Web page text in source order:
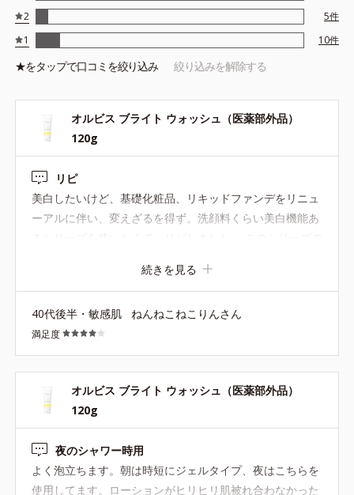
溶性甘草エキス(2)
*9 乾燥など
※ウォッシュには高圧処理ビタミンCとブライトVCコンプレック
アレルギーテスト済＝全ての方にアレルギーが起こらないということで
はありません。
【Step1 洗顔料】オルビス ブライト ウォッシュ
120g（医薬部外品）
来の美しさを呼び起こします。
使用目安：1cm程度
2.手のひらに1㎝程度とり、少量の水かぬるま湯を加え、キメ細
かい濃密な泡ができるまでたっぷりと泡立てます。
3.顔の中心から外側へと泡を肌の上でころがすように、やさしく
洗います。
4.肌に洗顔料が残らないように、人肌程度のぬるま湯で、10回以
上、ていねいにすすぎます。
生え際やフェイスラインなどはすすぎ残しがないよう、よくすす
2
5件
1
10件
★をタップで口コミを絞り込み 絞り込みを解除する
オルビス ブライト ウォッシュ（医薬部外品）
120g
リピ
美白したいけど、基礎化粧品、リキッドファンデをリニュ
ーアルに伴い、変えざるを得ず。洗顔料くらい美白機能あ
料は大丈夫。モコモコ泡立ち良く、シャワー中に使用して
います。
続きを見る
40代後半・敏感肌 ねんねこねこりんさん
満足度
オルビス ブライト ウォッシュ（医薬部外品）
120g
夜のシャワー時用
よく泡立ちます。朝は時短にジェルタイプ、夜はこちらを
使用してます。ローションがヒリヒリ肌被れ合わなかった